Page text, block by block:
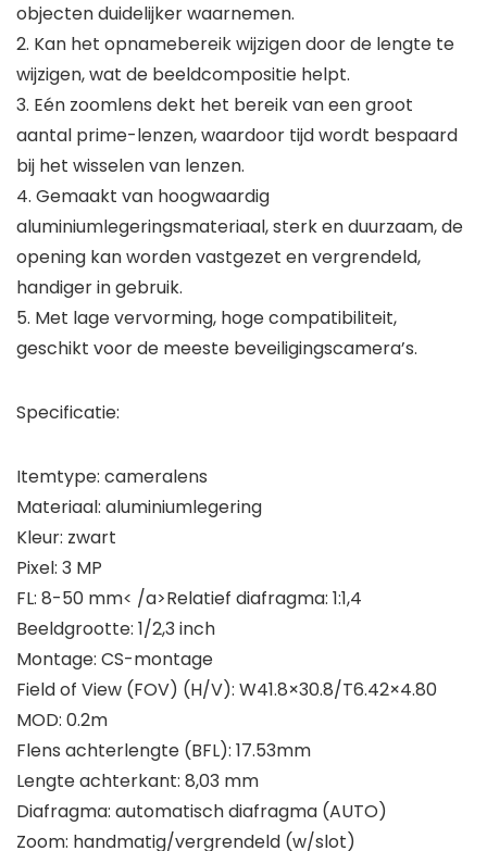
objecten duidelijker waarnemen.
2. Kan het opnamebereik wijzigen door de lengte te
wijzigen, wat de beeldcompositie helpt.
3. Eén zoomlens dekt het bereik van een groot
aantal prime-lenzen, waardoor tijd wordt bespaard
bij het wisselen van lenzen.
4. Gemaakt van hoogwaardig
aluminiumlegeringsmateriaal, sterk en duurzaam, de
opening kan worden vastgezet en vergrendeld,
handiger in gebruik.
5. Met lage vervorming, hoge compatibiliteit,
geschikt voor de meeste beveiligingscamera’s.
Specificatie:
Itemtype: cameralens
Materiaal: aluminiumlegering
Kleur: zwart
Pixel: 3 MP
FL: 8-50 mm< /a>Relatief diafragma: 1:1,4
Beeldgrootte: 1/2,3 inch
Montage: CS-montage
Field of View (FOV) (H/V): W41.8×30.8/T6.42×4.80
MOD: 0.2m
Flens achterlengte (BFL): 17.53mm
Lengte achterkant: 8,03 mm
Diafragma: automatisch diafragma (AUTO)
Zoom: handmatig/vergrendeld (w/slot)